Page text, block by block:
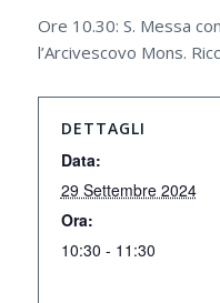
Ore 10.30: S. Messa
l’Arcivescovo Mons.
DETTAGLI
Data:
29 Settembre 2024
Ora:
10:30 - 11:30